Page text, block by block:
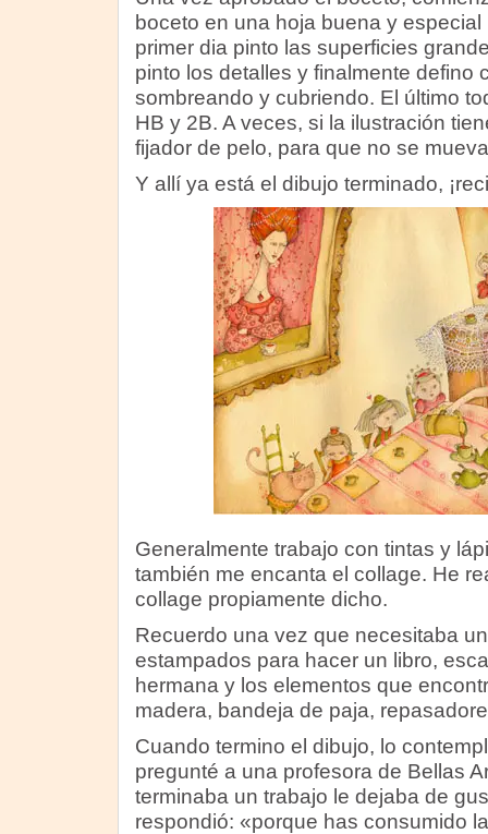
boceto en una hoja buena y
primer dia pinto las superficies
pinto los detalles y finalmente defino
sombreando y cubriendo. El último
HB y 2B. A veces, si la ilustración
fijador de pelo, para que no se
Y allí ya está el dibujo terminado,
Generalmente trabajo con tintas y
también me encanta el collage. He
collage propiamente dicho.
Recuerdo una vez que necesitaba
estampados para hacer un libro,
hermana y los elementos que
madera, bandeja de paja,
Cuando termino el dibujo, lo
pregunté a una profesora de Bellas
terminaba un trabajo le dejaba de
respondió: «porque has consumido